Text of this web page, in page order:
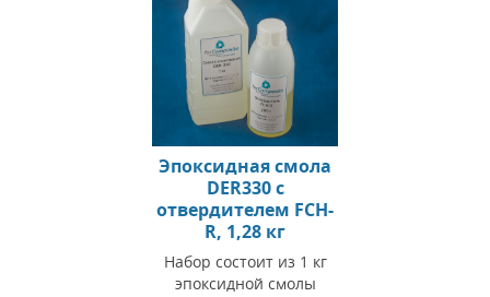
Эпоксидная смола
DER330 c
отвердителем FCH-
R, 1,28 кг
Набор состоит из 1 кг
эпоксидной смолы